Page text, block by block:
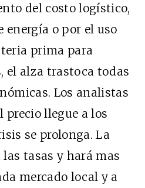
del costo logístico,
energía o por el uso
prima para
el alza trastoca todas
Los analistas
precio llegue a los
se prolonga. La
tasas y hará mas
mercado local y a